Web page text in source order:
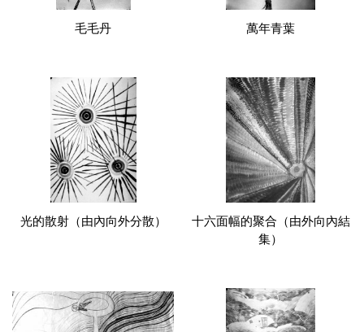
毛毛丹 萬年青葉
光的散射（由內向外分散）
十六面幅的聚合（由外向內結
集）